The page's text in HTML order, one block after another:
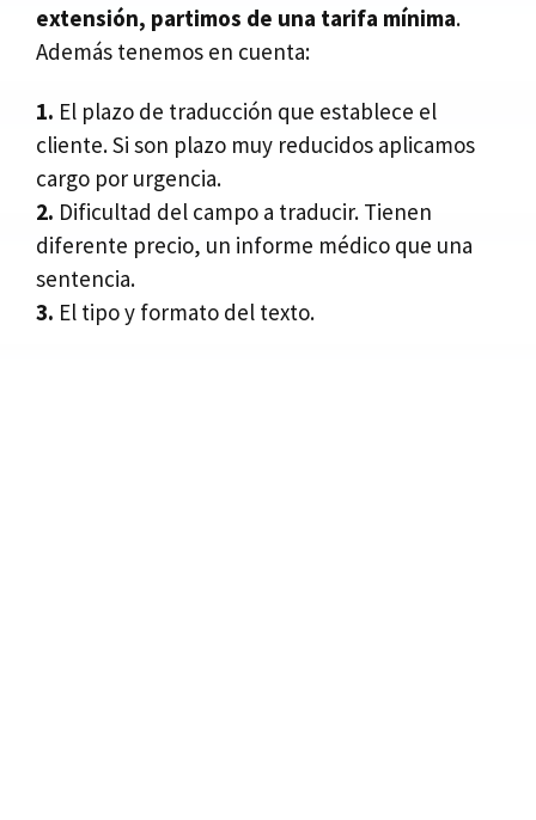
extensión, partimos de una tarifa mínima.
Además tenemos en cuenta:
1. El plazo de traducción que establece el
cliente. Si son plazo muy reducidos aplicamos
cargo por urgencia.
2. Dificultad del campo a traducir. Tienen
diferente precio, un informe médico que una
sentencia.
3. El tipo y formato del texto.